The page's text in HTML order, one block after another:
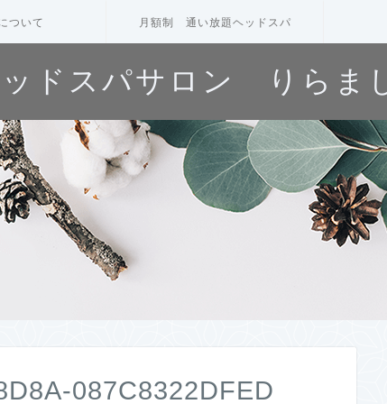
ついて 月額制 通い放題ヘッドスパ
ドスパサロン りらま
087C8322DFED